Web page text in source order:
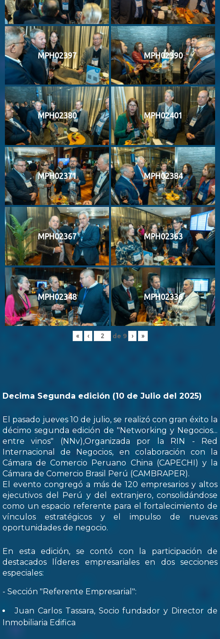
MPH02397 MPH02390
MPH02380 MPH02401
MPH02371 MPH02384
MPH02367 MPH02363
MPH02348 MPH02336
« ‹ de 9 › »
Decima Segunda edición (10 de Julio del 2025)
El pasado jueves 10 de julio, se realizó con gran éxito la
décimo segunda edición de "Networking y Negocios...
entre vinos" (NNv),Organizada por la RIN - Red
Internacional de Negocios, en colaboración con la
Cámara de Comercio Peruano China (CAPECHI) y la
Cámara de Comercio Brasil Perú (CAMBRAPER).
El evento congregó a más de 120 empresarios y altos
ejecutivos del Perú y del extranjero, consolidándose
como un espacio referente para el fortalecimiento de
vínculos estratégicos y el impulso de nuevas
oportunidades de negocio.
En esta edición, se contó con la participación de
destacados lÍderes empresariales en dos secciones
especiales:
- Sección "Referente Empresarial":
Juan Carlos Tassara, Socio fundador y Director de
Inmobiliaria Edifica